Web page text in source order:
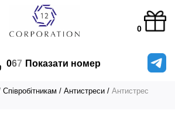
0
067 Показати номер
Співробітникам Антистреси
Антистрес